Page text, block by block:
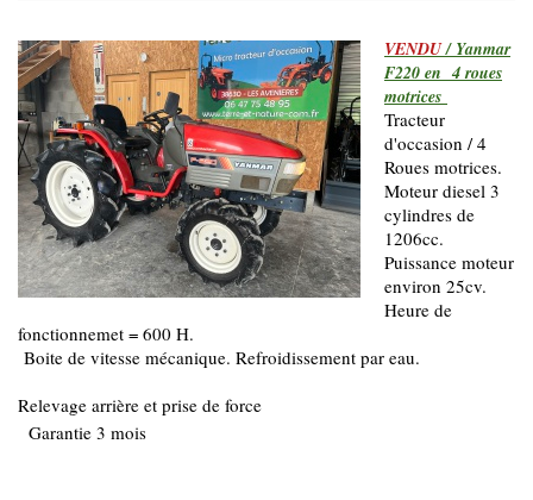
VENDU/ Yanmar
F220 en 4 roues
motrices
Tracteur
d'occasion / 4
Roues motrices.
Moteur diesel 3
cylindres de
1206cc.
Puissance moteur
environ 25cv.
Heure de
fonctionnemet = 600 H.
Boite de vitesse mécanique. Refroidissement par eau.
Relevage arrière et prise de force
Garantie 3 mois